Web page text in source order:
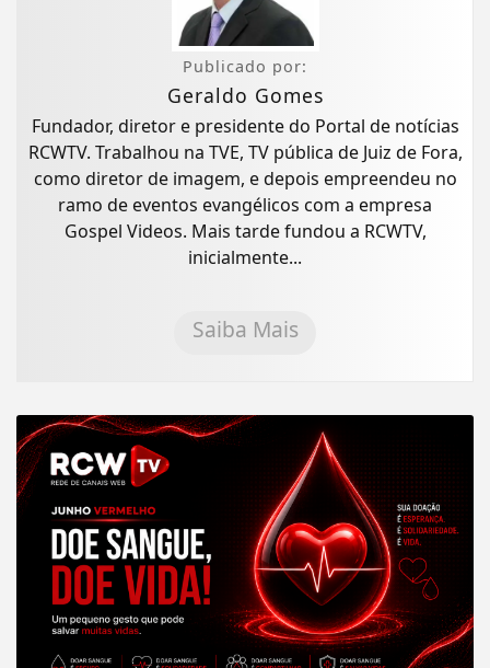
Publicado por:
Geraldo Gomes
Fundador, diretor e presidente do Portal de notícias
RCWTV. Trabalhou na TVE, TV pública de Juiz de Fora,
como diretor de imagem, e depois empreendeu no
ramo de eventos evangélicos com a empresa
Gospel Videos. Mais tarde fundou a RCWTV,
inicialmente...
Saiba Mais